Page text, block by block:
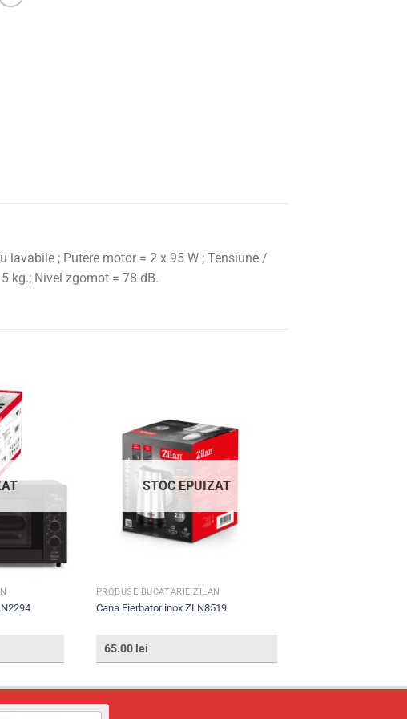
; Putere motor = 2 x 95 W ; Tensiune /
kg.; Nivel zgomot = 78 dB.
STOC EPUIZAT
PRODUSE BUCATARIE ZILAN
Cana Fierbator inox ZLN8519
65.00 lei